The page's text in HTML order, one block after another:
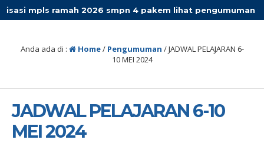
2026 smpn 4 pakem lihat pengumuman terbaru
Anda ada di : Home/ Pengumuman /JADWAL PELAJARAN 6-
10 MEI 2024
JADWAL PELAJARAN 6-10
MEI 2024